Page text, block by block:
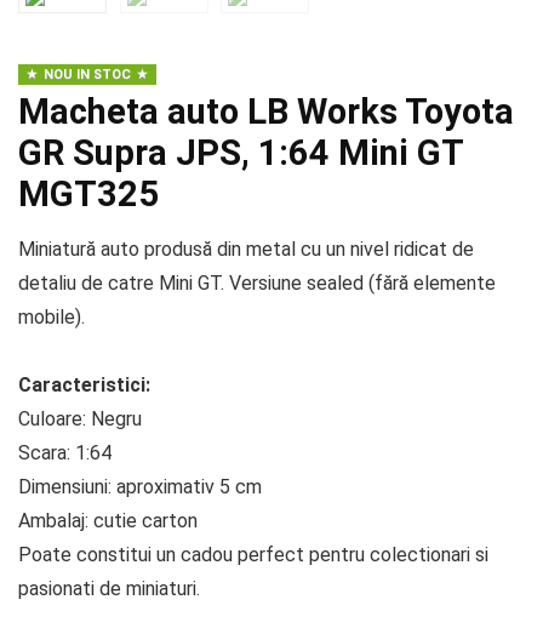
NOU IN STOC
Macheta auto LB Works Toyota
GR Supra JPS, 1:64 Mini GT
MGT325
Miniatură auto produsă din metal cu un nivel ridicat de
detaliu de catre Mini GT. Versiune sealed (fără elemente
mobile).
Caracteristici:
Culoare: Negru
Scara: 1:64
Dimensiuni: aproximativ 5 cm
Ambalaj: cutie carton
Poate constitui un cadou perfect pentru colectionari si
pasionati de miniaturi.